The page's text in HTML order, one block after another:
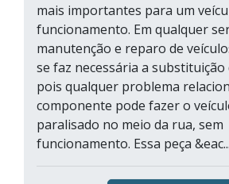
mais importantes para um
funcionamento. Em qualquer
manutenção e reparo de
se faz necessária a substituição
pois qualquer problema
componente pode fazer o
paralisado no meio da rua, sem
funcionamento. Essa peça &eac...